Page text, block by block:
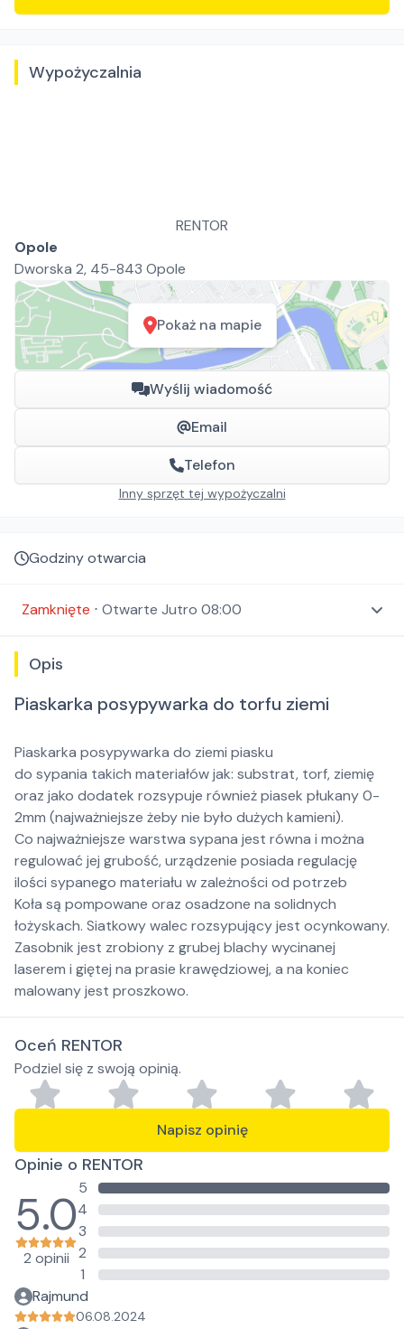
Wypożyczalnia
RENTOR
Opole
Dworska 2, 45-843 Opole
Pokaż na mapie
Wyślij wiadomość
Email
Telefon
Inny sprzęt tej wypożyczalni
Godziny otwarcia
Zamknięte ⋅ Otwarte Jutro 08:00
Opis
Piaskarka posypywarka do torfu ziemi
Piaskarka posypywarka do ziemi piasku
do sypania takich materiałów jak: substrat, torf, ziemię
oraz jako dodatek rozsypuje również piasek płukany 0-
2mm (najważniejsze żeby nie było dużych kamieni).
Co najważniejsze warstwa sypana jest równa i można
regulować jej grubość, urządzenie posiada regulację
ilości sypanego materiału w zależności od potrzeb
Koła są pompowane oraz osadzone na solidnych
łożyskach. Siatkowy walec rozsypujący jest ocynkowany.
Zasobnik jest zrobiony z grubej blachy wycinanej
laserem i giętej na prasie krawędziowej, a na koniec
malowany jest proszkowo.
Oceń RENTOR
Podziel się z swoją opinią.
Napisz opinię
Opinie o RENTOR
5.0
2 opinii
5
4
3
2
1
Rajmund
06.08.2024